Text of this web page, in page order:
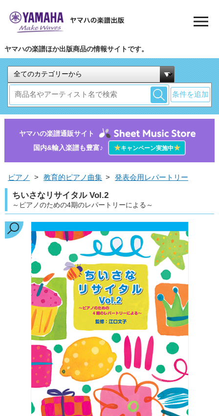
ヤマハの楽譜ほか出版商品の情報サイトです。
条件を追加
ヤマハの楽譜通販サイト
国内&輸入楽譜も豊富♪
★キャンペーン実施中★
ピアノ > 教育的ピアノ曲集 > 発表会用レパートリー
ちいさなリサイタル Vol.2
～ピアノのための4期のレパートリーによる～